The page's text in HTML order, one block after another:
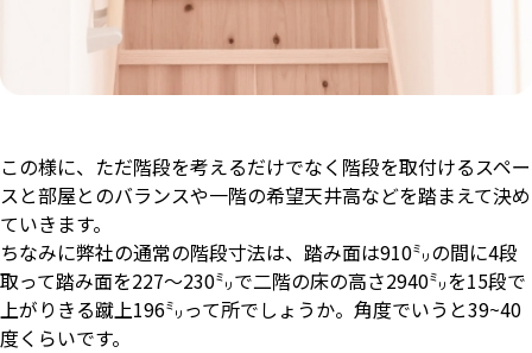
この様に、ただ階段を考えるだけでなく階段を取付けるスペー
スと部屋とのバランスや一階の希望天井高などを踏まえて決め
ていきます。
ちなみに弊社の通常の階段寸法は、踏み面は910㍉の間に4段
取って踏み面を227～230㍉で二階の床の高さ2940㍉を15段で
上がりきる蹴上196㍉って所でしょうか。角度でいうと39~40
度くらいです。